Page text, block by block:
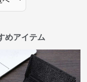
めアイテム